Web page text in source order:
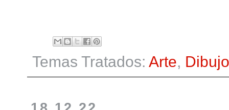
Temas Tratados: Arte, Dibujo